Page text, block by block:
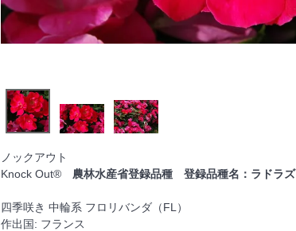
ノックアウト
Knock Out® 農林水産省登録品種 登録品種名：ラドラズ
四季咲き 中輪系 フロリバンダ（FL）
作出国: フランス